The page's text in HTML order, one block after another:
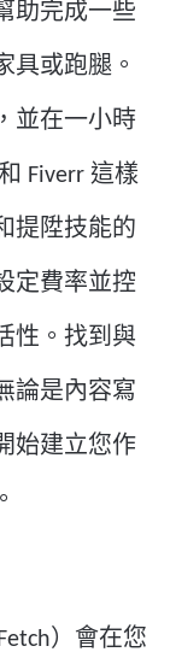
助完成一些
具或跑腿。
並在一小時
Fiverr 這樣
提陞技能的
定費率並控
性。找到與
論是內容寫
始建立您作
）會在您